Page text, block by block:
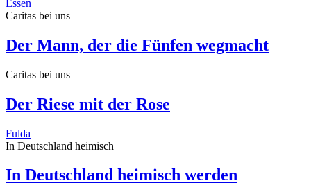
Essen
Caritas bei uns
Der Mann, der die Fünfen wegmacht
Caritas bei uns
Der Riese mit der Rose
Fulda
In Deutschland heimisch
In Deutschland heimisch werden